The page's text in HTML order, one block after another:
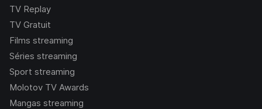
TV Replay
TV Gratuit
Films streaming
Séries streaming
Sport streaming
Molotov TV Awards
Mangas streaming